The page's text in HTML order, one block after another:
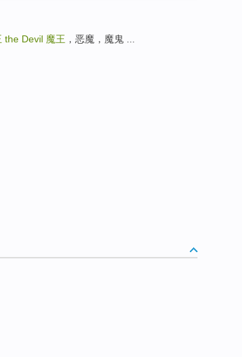
the Devil 魔王 ，恶魔，魔鬼 ...